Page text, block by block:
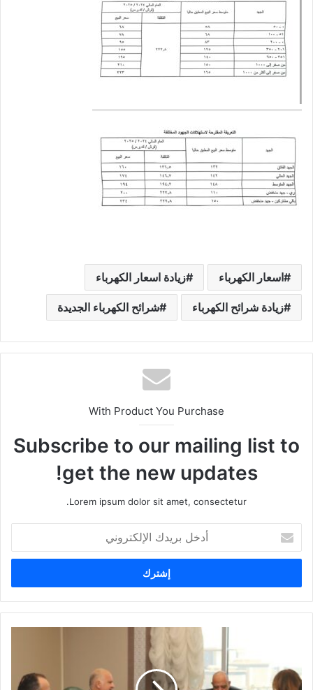
اسعار الكهرباء زيادة اسعار الكهرباء
زيادة شرائح الكهرباء شرائح الكهرباء الجديدة
With Product You Purchase
Subscribe to our mailing list to
get the new updates!
Lorem ipsum dolor sit amet, consectetur.
خ
ب
ر
ل